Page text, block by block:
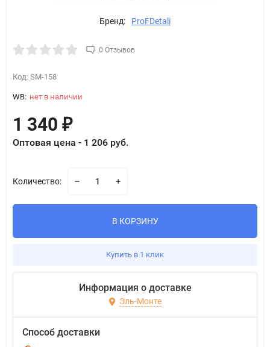
Бренд: ProFDetali
0 Отзывов
Код: SM-158
WB: нет в наличии
1 340 ₽
Оптовая цена - 1 206 руб.
Количество:
В КОРЗИНУ
Купить в 1 клик
Информация о доставке
Эль-Монте
Способ доставки